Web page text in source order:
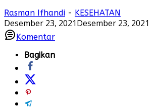
Rasman Ifhandi - KESEHATAN
Desember 23, 2021Desember 23, 2021
Komentar
Bagikan